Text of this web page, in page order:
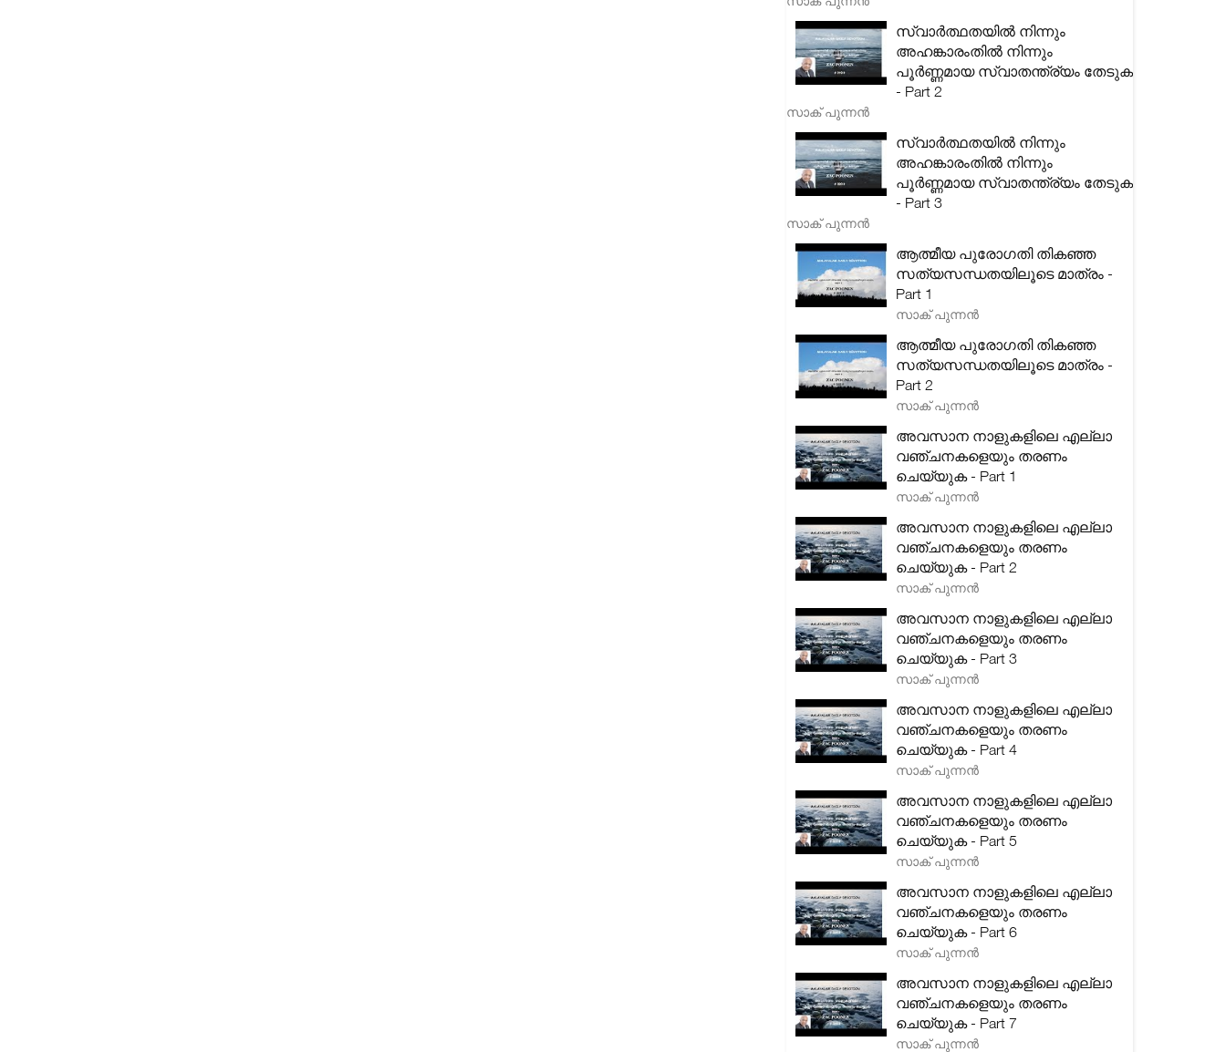
സ്വാർത്ഥതയിൽ നിന്നും
അഹങ്കാരംതിൽ നിന്നും
പൂർണ്ണമായ സ്വാതന്ത്ര്യം തേടുക
- Part 2
സാക് പുന്നൻ
സ്വാർത്ഥതയിൽ നിന്നും
അഹങ്കാരംതിൽ നിന്നും
പൂർണ്ണമായ സ്വാതന്ത്ര്യം തേടുക
- Part 3
സാക് പുന്നൻ
ആത്മീയ പുരോഗതി തികഞ്ഞ
സത്യസന്ധതയിലൂടെ മാത്രം -
Part 1
സാക് പുന്നൻ
ആത്മീയ പുരോഗതി തികഞ്ഞ
സത്യസന്ധതയിലൂടെ മാത്രം -
Part 2
സാക് പുന്നൻ
അവസാന നാളുകളിലെ എല്ലാ
വഞ്ചനകളെയും തരണം
ചെയ്യുക - Part 1
സാക് പുന്നൻ
അവസാന നാളുകളിലെ എല്ലാ
വഞ്ചനകളെയും തരണം
ചെയ്യുക - Part 2
സാക് പുന്നൻ
അവസാന നാളുകളിലെ എല്ലാ
വഞ്ചനകളെയും തരണം
ചെയ്യുക - Part 3
സാക് പുന്നൻ
അവസാന നാളുകളിലെ എല്ലാ
വഞ്ചനകളെയും തരണം
ചെയ്യുക - Part 4
സാക് പുന്നൻ
അവസാന നാളുകളിലെ എല്ലാ
വഞ്ചനകളെയും തരണം
ചെയ്യുക - Part 5
സാക് പുന്നൻ
അവസാന നാളുകളിലെ എല്ലാ
വഞ്ചനകളെയും തരണം
ചെയ്യുക - Part 6
സാക് പുന്നൻ
അവസാന നാളുകളിലെ എല്ലാ
വഞ്ചനകളെയും തരണം
ചെയ്യുക - Part 7
സാക് പുന്നൻ